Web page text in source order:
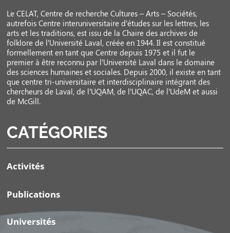
Le CELAT, Centre de recherche Cultures – Arts – Sociétés,
autrefois Centre interuniversitaire d’études sur les lettres, les
arts et les traditions, est issu de la Chaire des archives de
folklore de l’Université Laval, créée en 1944. Il est constitué
formellement en tant que Centre depuis 1975 et il fut le
premier à être reconnu par l’Université Laval dans le domaine
des sciences humaines et sociales. Depuis 2000, il existe en tant
que centre tri-universitaire et interdisciplinaire intégrant des
chercheurs de Laval, de l’UQAM, de l’UQAC, de l’UdeM et aussi
de McGill.
CATÉGORIES
Activités
Publications
Universités